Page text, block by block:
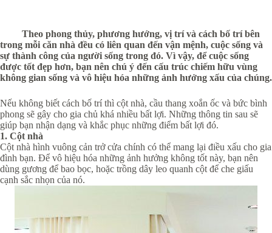
Theo phong thủy, phương hướng, vị trí và cách bố trí bên
trong mỗi căn nhà đều có liên quan đến vận mệnh, cuộc sống và
sự thành công của người sống trong đó. Vì vậy, để cuộc sống
được tốt đẹp hơn, bạn nên chú ý đến cấu trúc chiếm hữu vùng
không gian sống và vô hiệu hóa những ảnh hưởng xấu của chúng.
Nếu không biết cách bố trí thì cột nhà, cầu thang xoắn ốc và bức bình
phong sẽ gây cho gia chủ khá nhiều bất lợi. Những thông tin sau sẽ
giúp bạn nhận dạng và khắc phục những điểm bất lợi đó.
1. Cột nhà
Cột nhà hình vuông cản trở cửa chính có thể mang lại điều xấu cho gia
đình bạn. Để vô hiệu hóa những ảnh hưởng không tốt này, bạn nên
dùng gương để bao bọc, hoặc trồng dây leo quanh cột để che giấu
cạnh sắc nhọn của nó.